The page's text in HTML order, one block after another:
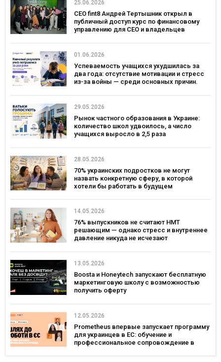
25.06.2026
CEO fint8 Андрей Тертышник открыл в
публичный доступ курс по финансовому
управлению для CEO и владельцев
01.06.2026
Успеваемость учащихся ухудшилась за
два года: отсутствие мотивации и стресс
из-за войны — среди основных причин.
29.05.2026
Рынок частного образования в Украине:
количество школ удвоилось, а число
учащихся выросло в 2,5 раза
28.05.2026
70% украинских подростков не могут
назвать конкретную сферу, в которой
хотели бы работать в будущем
14.05.2026
76% выпускников не считают НМТ
решающим — однако стресс и внутреннее
давление никуда не исчезают
13.05.2026
Boosta и Honeytech запускают бесплатную
маркетинговую школу с возможностью
получить оферту
12.05.2026
Prometheus впервые запускает программу
для украинцев в ЕС: обучение и
профессиональное сопровождение в